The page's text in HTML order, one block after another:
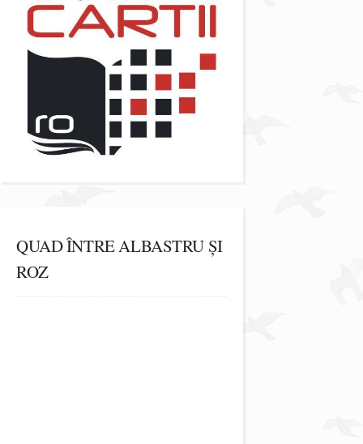
QUAD ÎNTRE ALBASTRU ȘI
ROZ